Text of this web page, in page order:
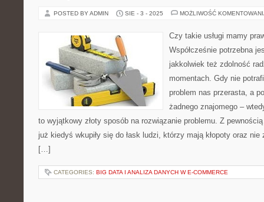
POSTED BY ADMIN SIE - 3 - 2025 MOŻLIWOŚĆ
Czy takie usługi mamy
Współcześnie potrzebna
jakkolwiek też zdolność
momentach. Gdy nie
problem nas przerasta, a
żadnego znajomego –
to wyjątkowy złoty sposób na rozwiązanie problemu. Z
już kiedyś wkupiły się do łask ludzi, którzy mają kłopoty oraz
[…]
CATEGORIES: BIG DATA I ANALIZA DANYCH W E-COMMERCE